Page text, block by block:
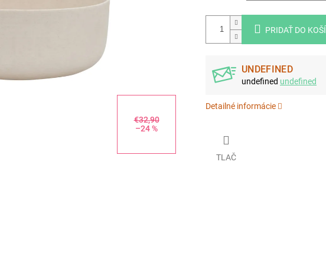
€32,90
–24 %
PRIDAŤ DO
UNDEFINED
undefined undefined
Detailné informácie
TLAČ